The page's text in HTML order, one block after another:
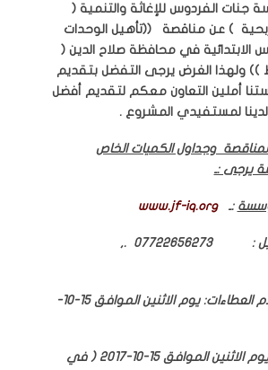
جنات الفردوس للإغاثة والتنمية (
) عن مناقصة ((تأهيل الوحدات
الابتدائية في محافظة صلاح الدين (
)) ولهذا الغرض يرجى التفضل بتقديم
أملين التعاون معكم لتقديم أفضل
لمستفيدي المشروع .
وجداول الكميات الخاص
يرجى :ـ
:ـwww.jf-iq.org
للاستفسار موبايل : 07722656273 .,
اخر موعد لاستلام العطاءات: يوم الاثنين الموافق 15-10-
فتح العطاءات : يوم الاثنين الموافق 15-10-2017 ( في